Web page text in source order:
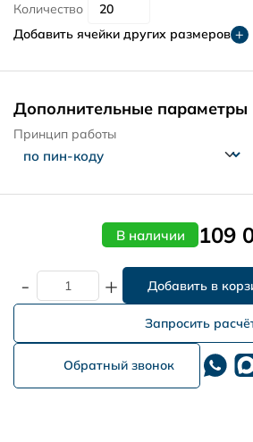
Количество
Добавить ячейки других размеров
Дополнительные параметры
Принцип работы
В наличии 109
- +
Запросить
Обратный звонок